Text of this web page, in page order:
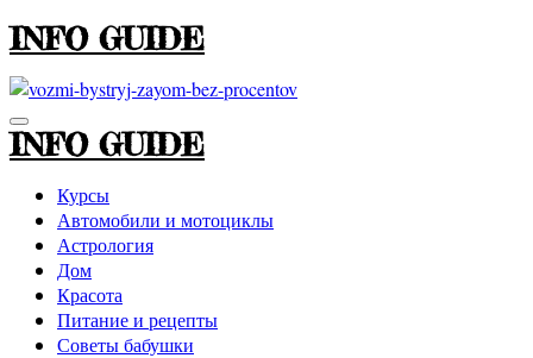
INFO GUIDE
INFO GUIDE
Курсы
Автомобили и мотоциклы
Астрология
Дом
Красота
Питание и рецепты
Советы бабушки